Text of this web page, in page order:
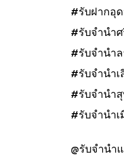
#รับฝากอุ
#รับจำนำ
#รับจำนำ
#รับจำนำ
#รับจำนำ
#รับจำนำ
@รับจํานํา